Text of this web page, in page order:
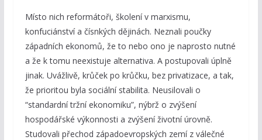
Místo nich reformátoři, školení v marxismu,
konfuciánství a čísnkých dějinách. Neznali poučky
západních ekonomů, že to nebo ono je naprosto nutné
a že k tomu neexistuje alternativa. A postupovali úplně
jinak. Uvážlivě, krůček po krůčku, bez privatizace, a tak,
že prioritou byla sociální stabilita. Neusilovali o
“standardní tržní ekonomiku”, nýbrž o zvýšení
hospodářské výkonnosti a zvýšení životní úrovně.
Studovali přechod západoevropských zemí z válečné